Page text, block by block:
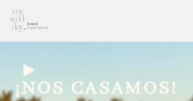
¡NOS CASAMOS!